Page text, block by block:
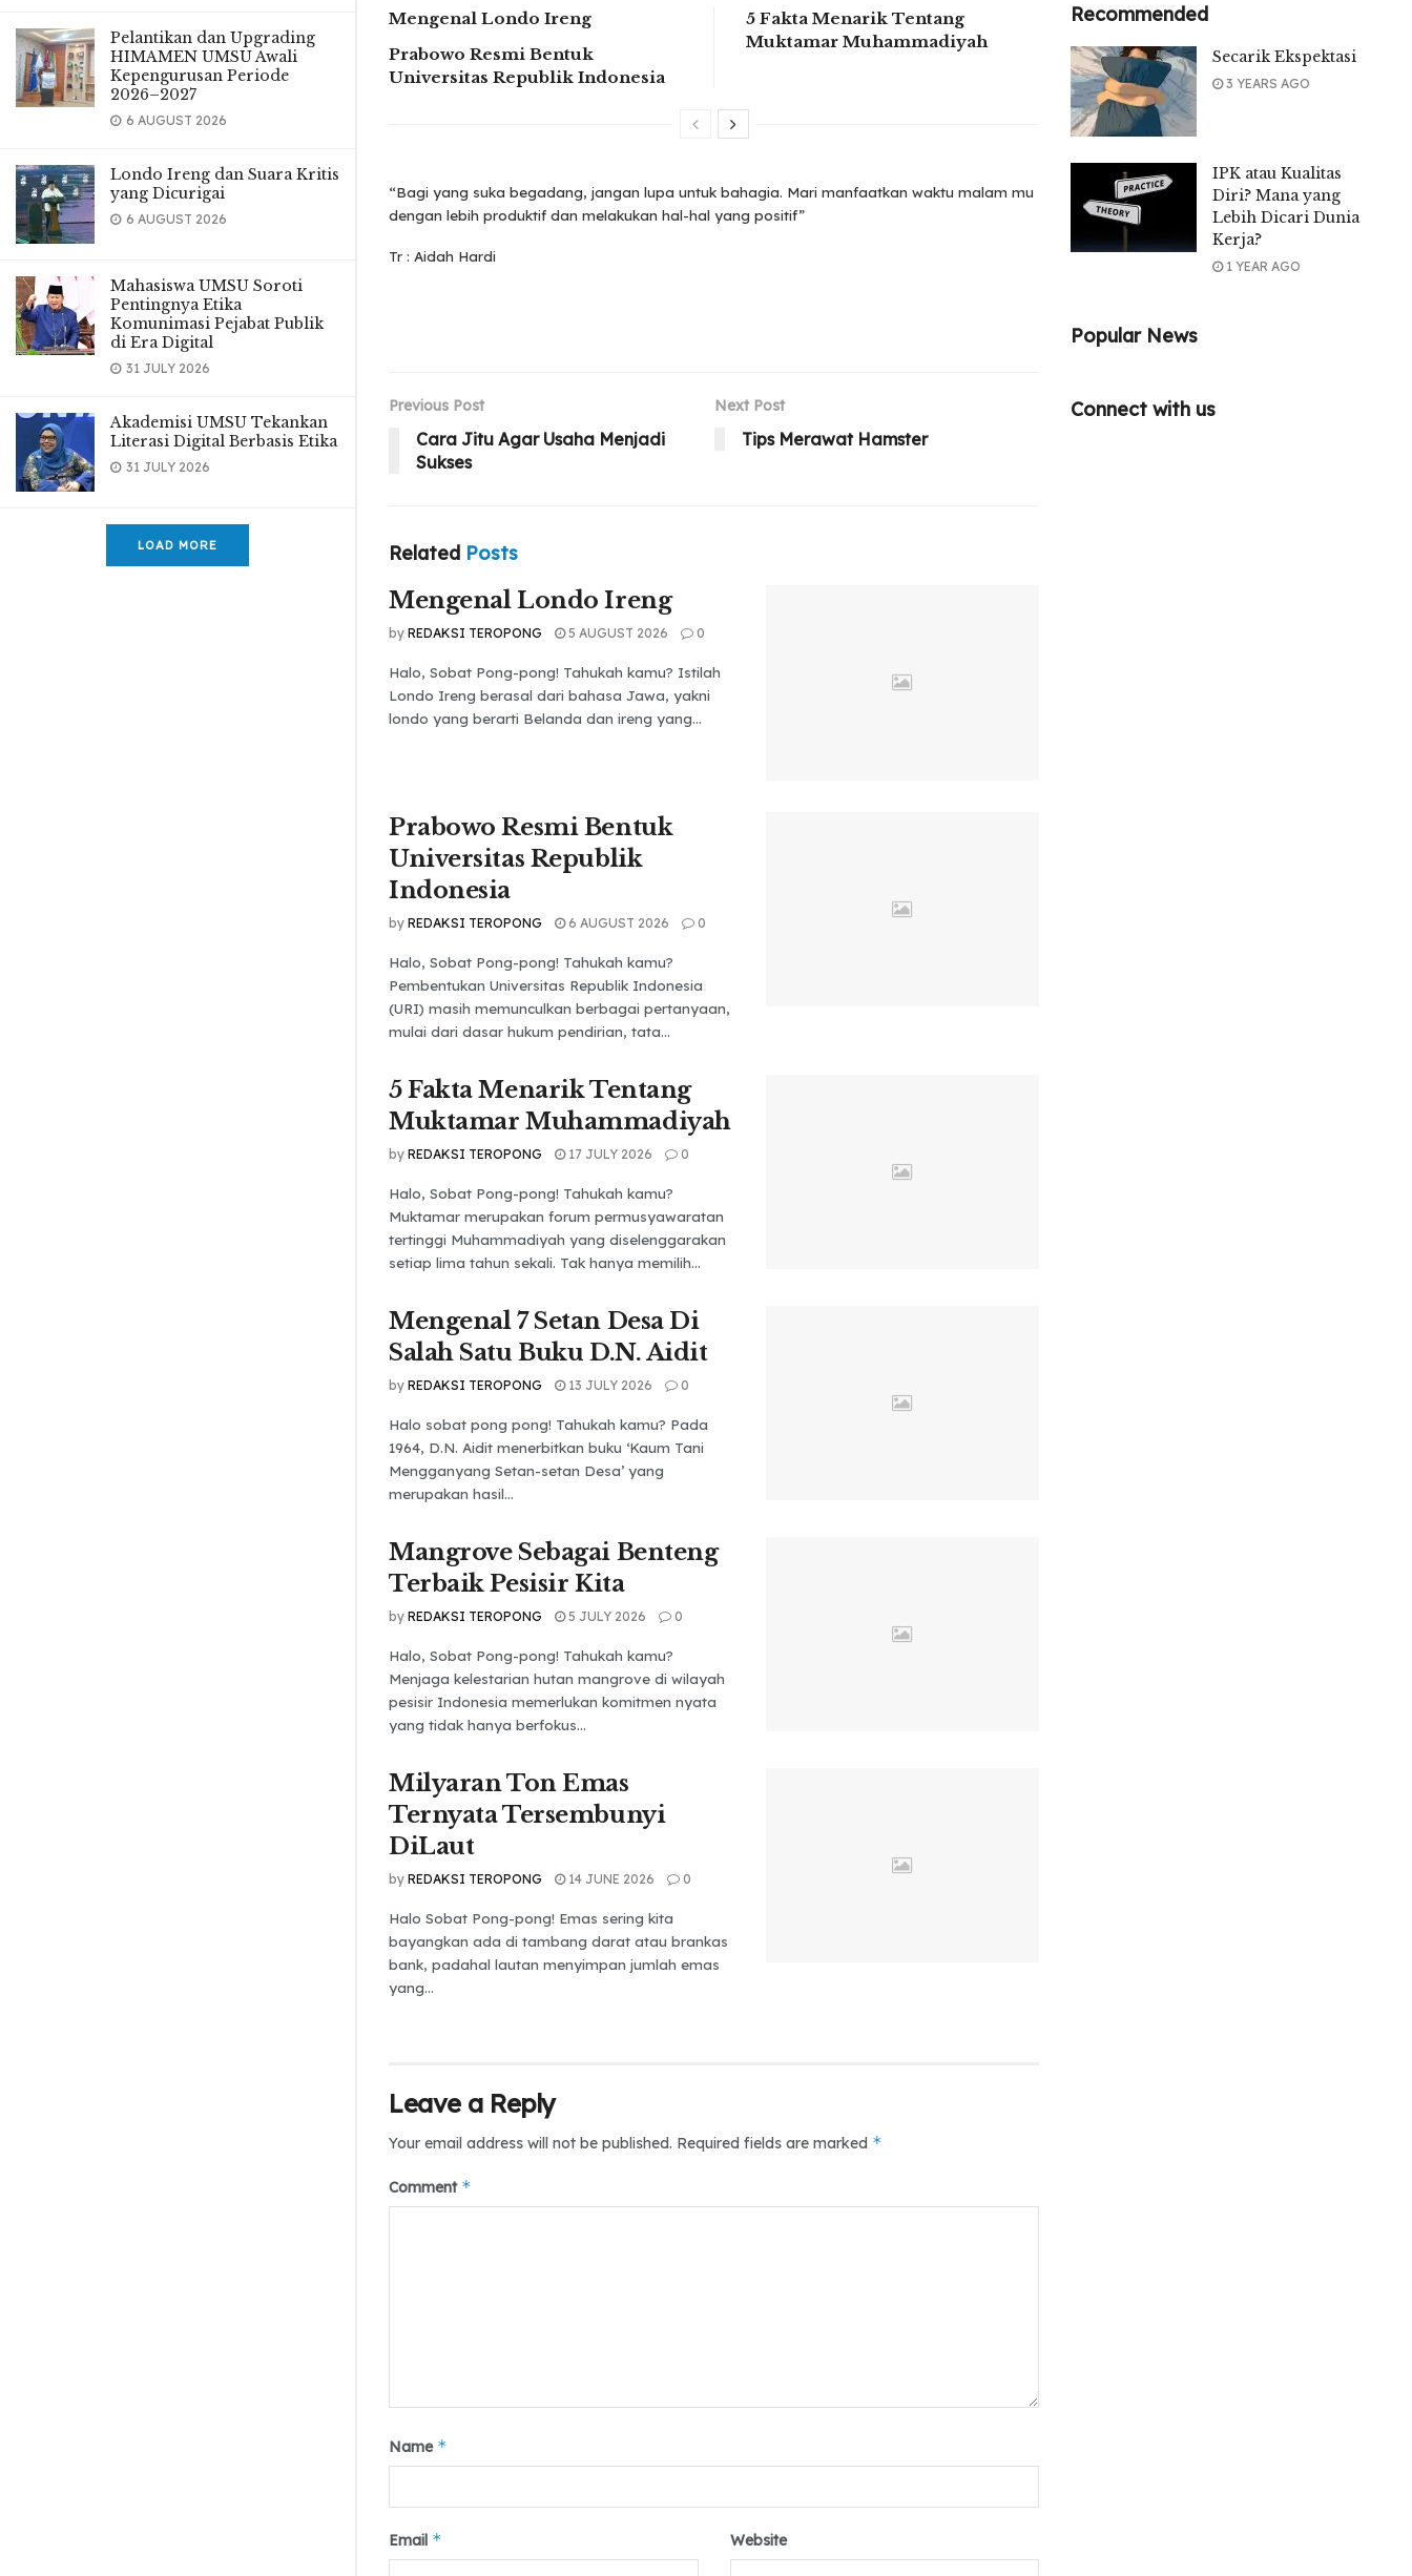
Pelantikan dan Upgrading
HIMAMEN UMSU Awali
Kepengurusan Periode
2026–2027
6 AUGUST 2026
Londo Ireng dan Suara Kritis
yang Dicurigai
6 AUGUST 2026
Mahasiswa UMSU Soroti
Pentingnya Etika
Komunimasi Pejabat Publik
di Era Digital
31 JULY 2026
Akademisi UMSU Tekankan
Literasi Digital Berbasis Etika
31 JULY 2026
LOAD MORE
Mengenal Londo Ireng
Prabowo Resmi Bentuk
Universitas Republik Indonesia
5 Fakta Menarik Tentang
Muktamar Muhammadiyah
“Bagi yang suka begadang, jangan lupa untuk bahagia. Mari manfaatkan waktu malam mu
dengan lebih produktif dan melakukan hal-hal yang positif”
Tr : Aidah Hardi
Previous Post
Cara Jitu Agar Usaha Menjadi
Sukses
Next Post
Tips Merawat Hamster
Related Posts
Mengenal Londo Ireng
by REDAKSI TEROPONG 5 AUGUST 2026 0
Halo, Sobat Pong-pong! Tahukah kamu? Istilah
Londo Ireng berasal dari bahasa Jawa, yakni
londo yang berarti Belanda dan ireng yang...
Prabowo Resmi Bentuk
Universitas Republik
Indonesia
by REDAKSI TEROPONG 6 AUGUST 2026 0
Halo, Sobat Pong-pong! Tahukah kamu?
Pembentukan Universitas Republik Indonesia
(URI) masih memunculkan berbagai pertanyaan,
mulai dari dasar hukum pendirian, tata...
5 Fakta Menarik Tentang
Muktamar Muhammadiyah
by REDAKSI TEROPONG 17 JULY 2026 0
Halo, Sobat Pong-pong! Tahukah kamu?
Muktamar merupakan forum permusyawaratan
tertinggi Muhammadiyah yang diselenggarakan
setiap lima tahun sekali. Tak hanya memilih...
Mengenal 7 Setan Desa Di
Salah Satu Buku D.N. Aidit
by REDAKSI TEROPONG 13 JULY 2026 0
Halo sobat pong pong! Tahukah kamu? Pada
1964, D.N. Aidit menerbitkan buku ‘Kaum Tani
Mengganyang Setan-setan Desa’ yang
merupakan hasil...
Mangrove Sebagai Benteng
Terbaik Pesisir Kita
by REDAKSI TEROPONG 5 JULY 2026 0
Halo, Sobat Pong-pong! Tahukah kamu?
Menjaga kelestarian hutan mangrove di wilayah
pesisir Indonesia memerlukan komitmen nyata
yang tidak hanya berfokus...
Milyaran Ton Emas
Ternyata Tersembunyi
DiLaut
by REDAKSI TEROPONG 14 JUNE 2026 0
Halo Sobat Pong-pong! Emas sering kita
bayangkan ada di tambang darat atau brankas
bank, padahal lautan menyimpan jumlah emas
yang...
Leave a Reply
Your email address will not be published. Required fields are marked *
Comment *
Name *
Email * Website
Recommended
Secarik Ekspektasi
3 YEARS AGO
IPK atau Kualitas
Diri? Mana yang
Lebih Dicari Dunia
Kerja?
1 YEAR AGO
Popular News
Connect with us